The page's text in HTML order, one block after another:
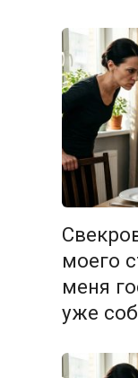
моего
меня
уже